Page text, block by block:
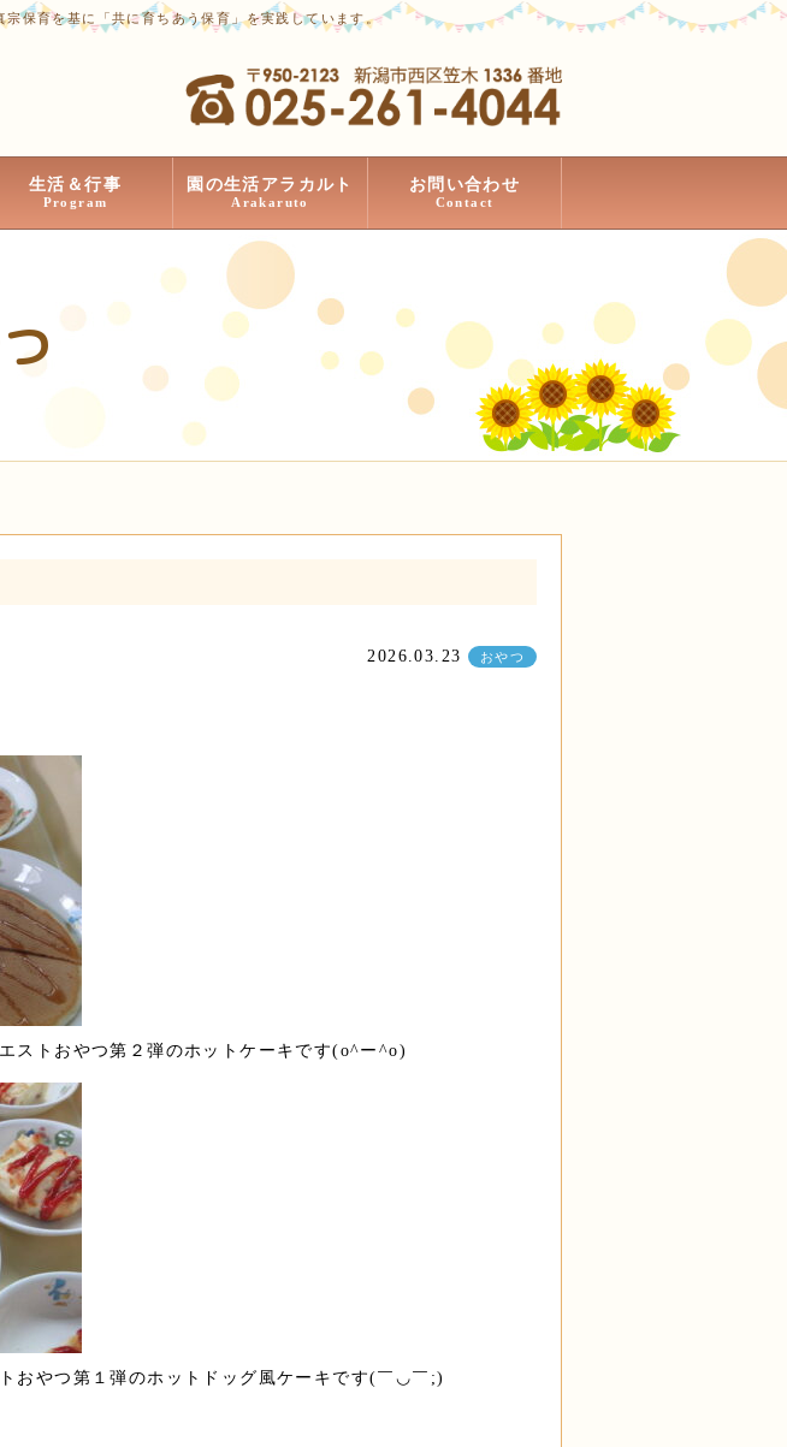
保育を基に「共に育ちあう保育」を実践しています。
生活＆行事
Program
園の生活アラカルト
Arakaruto
お問い合わせ
Contact
2026.03.23 おやつ
ストおやつ第２弾のホットケーキです(o^ー^o)
おやつ第１弾のホットドッグ風ケーキです(￣◡￣;)